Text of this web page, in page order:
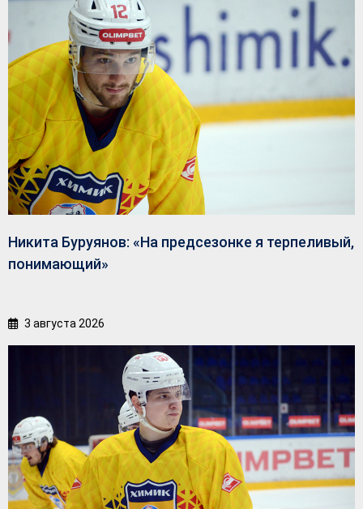
Никита Буруянов: «На предсезонке я терпеливый,
понимающий»
3 августа 2026